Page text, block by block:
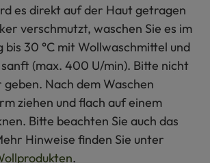
es direkt auf der Haut getragen
verschmutzt, waschen Sie es im
bis 30 °C mit Wollwaschmittel und
(max. 400 U/min). Bitte nicht
geben. Nach dem Waschen
ziehen und flach auf einem
Bitte beachten Sie auch das
Hinweise finden Sie unter
.